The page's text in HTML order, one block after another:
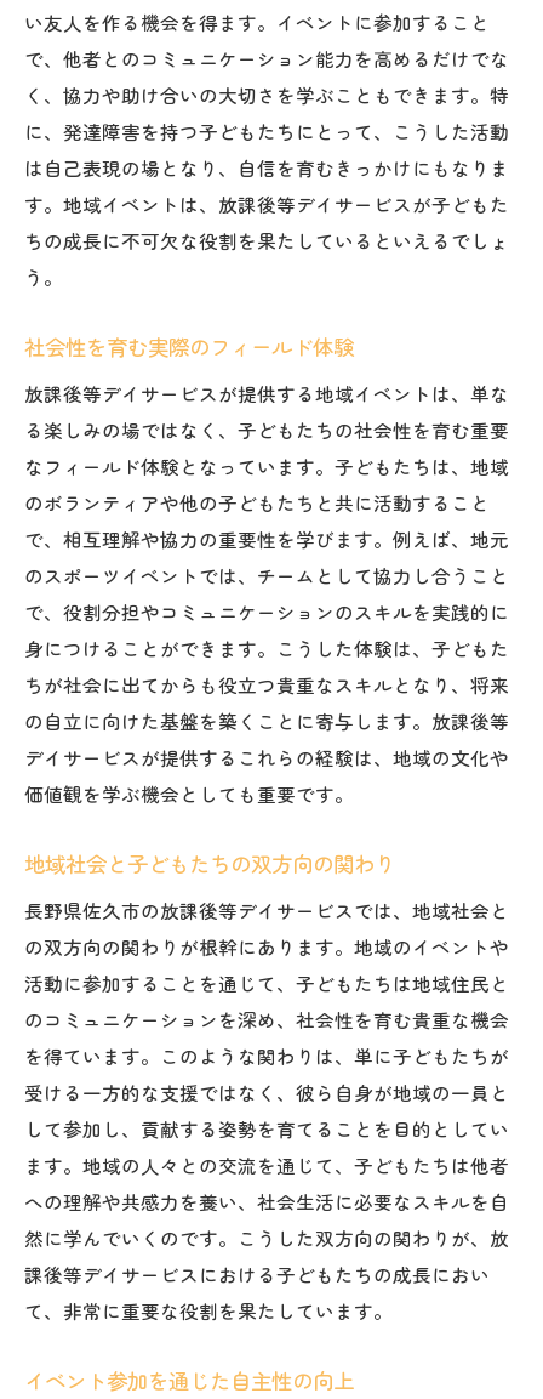
い友人を作る機会を得ます。イベントに参加すること
で、他者とのコミュニケーション能力を高めるだけでな
く、協力や助け合いの大切さを学ぶこともできます。特
に、発達障害を持つ子どもたちにとって、こうした活動
は自己表現の場となり、自信を育むきっかけにもなりま
す。地域イベントは、放課後等デイサービスが子どもた
ちの成長に不可欠な役割を果たしているといえるでしょ
う。
社会性を育む実際のフィールド体験
放課後等デイサービスが提供する地域イベントは、単な
る楽しみの場ではなく、子どもたちの社会性を育む重要
なフィールド体験となっています。子どもたちは、地域
のボランティアや他の子どもたちと共に活動すること
で、相互理解や協力の重要性を学びます。例えば、地元
のスポーツイベントでは、チームとして協力し合うこと
で、役割分担やコミュニケーションのスキルを実践的に
身につけることができます。こうした体験は、子どもた
ちが社会に出てからも役立つ貴重なスキルとなり、将来
の自立に向けた基盤を築くことに寄与します。放課後等
デイサービスが提供するこれらの経験は、地域の文化や
価値観を学ぶ機会としても重要です。
地域社会と子どもたちの双方向の関わり
長野県佐久市の放課後等デイサービスでは、地域社会と
の双方向の関わりが根幹にあります。地域のイベントや
活動に参加することを通じて、子どもたちは地域住民と
のコミュニケーションを深め、社会性を育む貴重な機会
を得ています。このような関わりは、単に子どもたちが
受ける一方的な支援ではなく、彼ら自身が地域の一員と
して参加し、貢献する姿勢を育てることを目的としてい
ます。地域の人々との交流を通じて、子どもたちは他者
への理解や共感力を養い、社会生活に必要なスキルを自
然に学んでいくのです。こうした双方向の関わりが、放
課後等デイサービスにおける子どもたちの成長におい
て、非常に重要な役割を果たしています。
イベント参加を通じた自主性の向上